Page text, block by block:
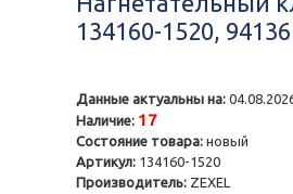
134160-1520,
Данные актуальны на:
Наличие: 17
Состояние товара: новый
Артикул: 134160-1520
Производитель: ZEXEL